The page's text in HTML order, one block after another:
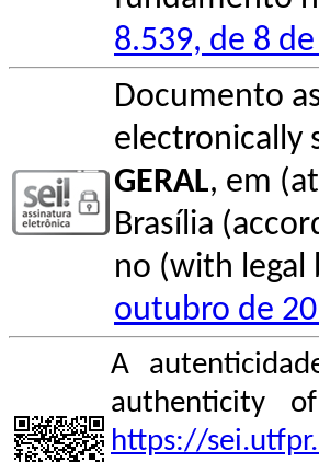
8.539, de 8
Documento
electronically
GERAL, em
Brasília
no (with legal
outubro de
A
authenticity
https://